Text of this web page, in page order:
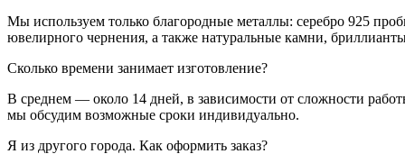
Мы используем только благородные металлы: серебро 925
ювелирного чернения, а также натуральные камни,
Сколько времени занимает изготовление?
В среднем — около 14 дней, в зависимости от сложности
мы обсудим возможные сроки индивидуально.
Я из другого города. Как оформить заказ?